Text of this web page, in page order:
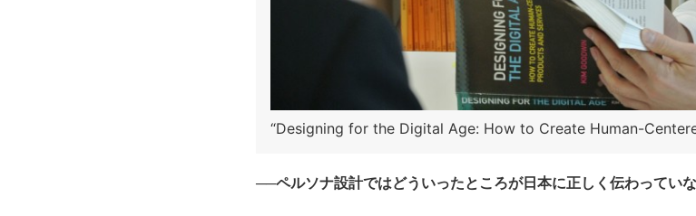
“Designing for the Digital Age: How to Create Human-
──ペルソナ設計ではどういったところが日本に正しく伝わってい